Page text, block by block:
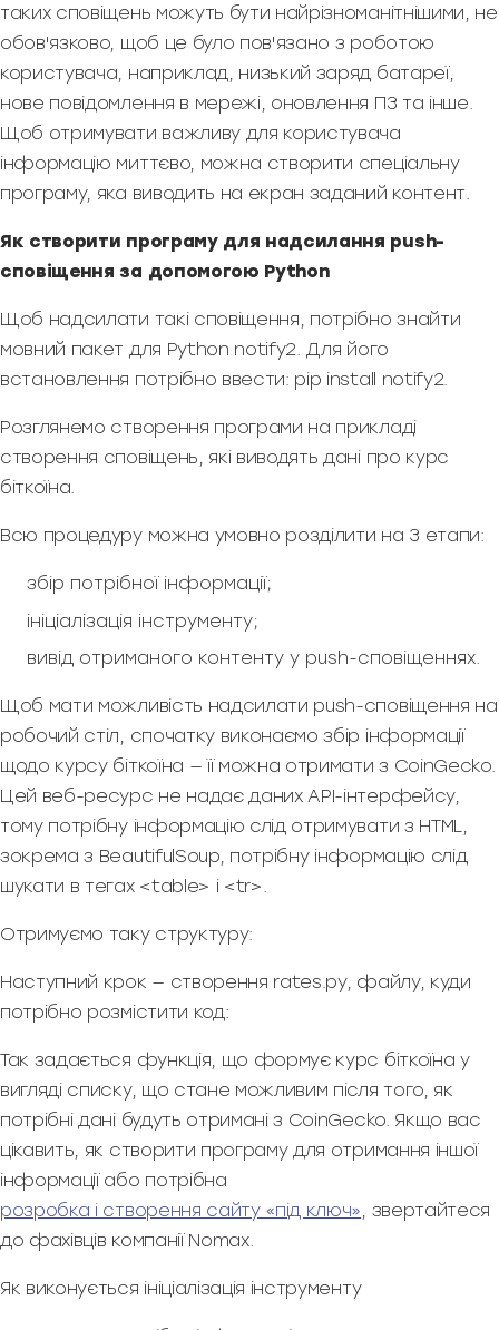
таких сповіщень можуть бути найрізноманітнішими, не
обов'язково, щоб це було пов'язано з роботою
користувача, наприклад, низький заряд батареї,
нове повідомлення в мережі, оновлення ПЗ та інше.
Щоб отримувати важливу для користувача
інформацію миттєво, можна створити спеціальну
програму, яка виводить на екран заданий контент.
Як створити програму для надсилання push-
сповіщення за допомогою Python
Щоб надсилати такі сповіщення, потрібно знайти
мовний пакет для Python notify2. Для його
встановлення потрібно ввести: pip install notify2.
Розглянемо створення програми на прикладі
створення сповіщень, які виводять дані про курс
біткоїна.
Всю процедуру можна умовно розділити на 3 етапи:
збір потрібної інформації;
ініціалізація інструменту;
вивід отриманого контенту у push-сповіщеннях.
Щоб мати можливість надсилати push-сповіщення на
робочий стіл, спочатку виконаємо збір інформації
щодо курсу біткоїна — її можна отримати з CoinGecko.
Цей веб-ресурс не надає даних API-інтерфейсу,
тому потрібну інформацію слід отримувати з HTML,
зокрема з BeautifulSoup, потрібну інформацію слід
шукати в тегах <table> і <tr>.
Отримуємо таку структуру:
Наступний крок — створення rates.py, файлу, куди
потрібно розмістити код:
Так задається функція, що формує курс біткоїна у
вигляді списку, що стане можливим після того, як
потрібні дані будуть отримані з CoinGecko. Якщо вас
цікавить, як створити програму для отримання іншої
інформації або потрібна
розробка і створення сайту «під ключ», звертайтеся
до фахівців компанії Nomax.
Як виконується ініціалізація інструменту